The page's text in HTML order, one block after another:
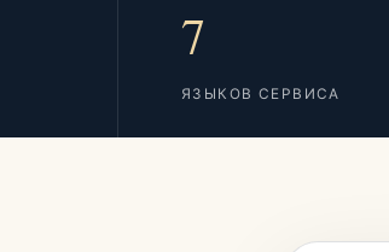
7
ЯЗЫКОВ СЕРВИСА